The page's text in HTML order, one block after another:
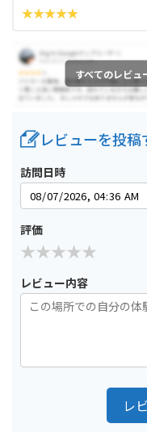
すべてのレビュ
レビューを投稿
訪問日時
評価
レビュー内容
レ